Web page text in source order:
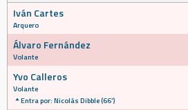
Iván Cartes
Arquero
Álvaro Fernández
Volante
Yvo Calleros
Volante
Entra por: Nicolás Dibble (66')